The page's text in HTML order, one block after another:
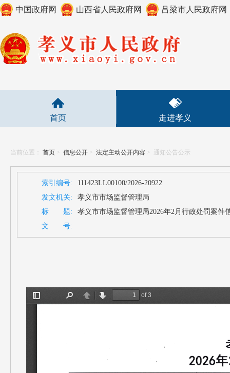
中国政府网 山西省人民政府网 吕梁市人民政府网
首页 走进孝义
当前位置： 首页 > 信息公开 > 法定主动公开内容 > 通知公告公示
索引编号:
111423LL00100/2026-20922
发文机关:
孝义市市场监督管理局
标 题:
孝义市市场监督管理局2026年2月行政处罚案件
文 号: